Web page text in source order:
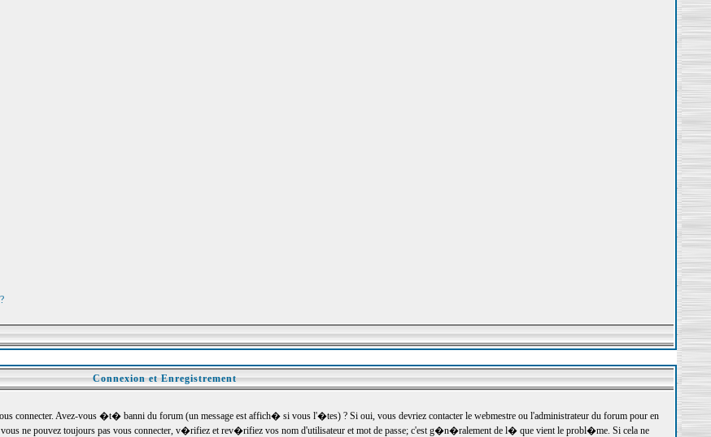
Connexion et Enregistrement
connecter. Avez-vous �t� banni du forum (un message est affich� si vous l'�tes) ? Si oui, vous devriez contacter le webmestre ou l'administrateur du forum pour en
ne pouvez toujours pas vous connecter, v�rifiez et rev�rifiez vos nom d'utilisateur et mot de passe; c'est g�n�ralement de l� que vient le probl�me. Si cela ne